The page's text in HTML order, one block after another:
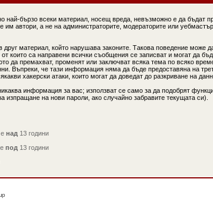
бързо всеки материал, носещ вреда, невъзможно е да бъдат
автори, а не на администраторите, модераторите или
материал, който нарушава законите. Такова поведение може
които са направени всички съобщения се записват и могат да
да премахват, променят или заключват всяка тема по всяко
Въпреки, че тази информация няма да бъде предоставяна на
хакерски атаки, които могат да доведат до разкриване на
информация за вас; използват се само за да подобрят
на нови пароли, ако случайно забравите текущата си).
над 13 години
под 13 години